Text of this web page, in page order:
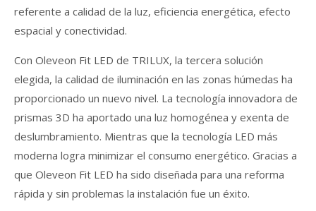
referente a calidad de la luz, eficiencia energética, efecto
espacial y conectividad.
Con Oleveon Fit LED de TRILUX, la tercera solución
elegida, la calidad de iluminación en las zonas húmedas ha
proporcionado un nuevo nivel. La tecnología innovadora de
prismas 3D ha aportado una luz homogénea y exenta de
deslumbramiento. Mientras que la tecnología LED más
moderna logra minimizar el consumo energético. Gracias a
que Oleveon Fit LED ha sido diseñada para una reforma
rápida y sin problemas la instalación fue un éxito.